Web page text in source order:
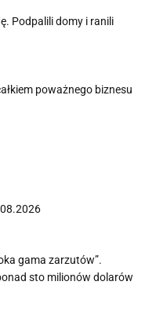
Podpalili domy i ranili
poważnego biznesu
gama zarzutów”.
sto milionów dolarów